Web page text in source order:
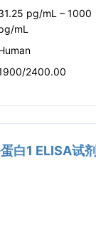
pg/mL – 1000
mL
2400.00
白1 ELISA试剂